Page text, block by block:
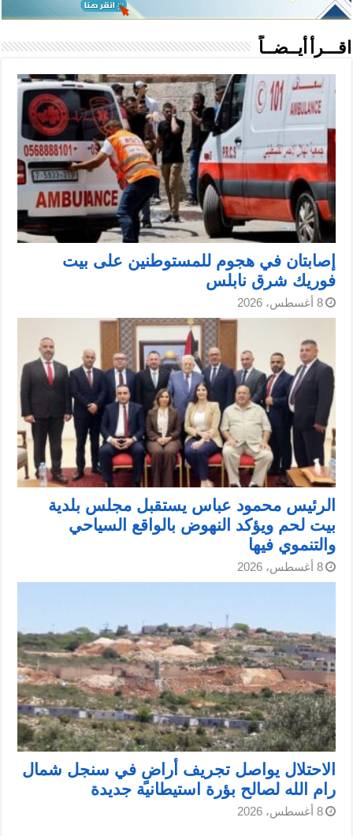
اقـــرأ أيــضــاً
إصابتان في هجوم للمستوطنين على بيت
فوريك شرق نابلس
8 أغسطس، 2026
الرئيس محمود عباس يستقبل مجلس بلدية
بيت لحم ويؤكد النهوض بالواقع السياحي
والتنموي فيها
8 أغسطس، 2026
الاحتلال يواصل تجريف أراضٍ في سنجل شمال
رام الله لصالح بؤرة استيطانية جديدة
8 أغسطس، 2026